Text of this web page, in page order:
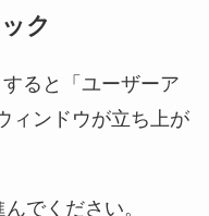
ク
ると「ユーザーア
ィンドウが立ち上が
でください。